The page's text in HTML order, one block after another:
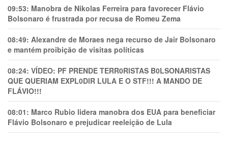
09:53: Manobra de Nikolas Ferreira para favorecer Flávio
Bolsonaro é frustrada por recusa de Romeu Zema
08:49: Alexandre de Moraes nega recurso de Jair Bolsonaro
e mantém proibição de visitas políticas
08:24: VÍDEO: PF PRENDE TERR0RlSTAS B0LSONARlSTAS
QUE QUERIAM EXPL0DlR LULA E O STF!!! A MANDO DE
FLÁVIO!!!
08:01: Marco Rubio lidera manobra dos EUA para beneficiar
Flávio Bolsonaro e prejudicar reeleição de Lula